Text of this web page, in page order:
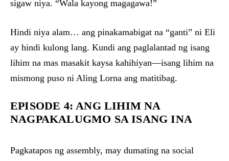
sigaw niya. “Wala kayong magagawa!”
Hindi niya alam… ang pinakamabigat na “ganti” ni Eli
ay hindi kulong lang. Kundi ang paglalantad ng isang
lihim na mas masakit kaysa kahihiyan—isang lihim na
mismong puso ni Aling Lorna ang matitibag.
EPISODE 4: ANG LIHIM NA
NAGPAKALUGMO SA ISANG INA
Pagkatapos ng assembly, may dumating na social